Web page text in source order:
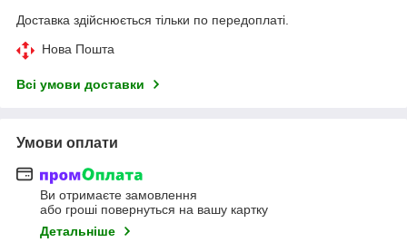
Доставка здійснюється тільки по передоплаті.
Нова Пошта
Всі умови доставки
Умови оплати
Ви отримаєте замовлення
або гроші повернуться на вашу картку
Детальніше